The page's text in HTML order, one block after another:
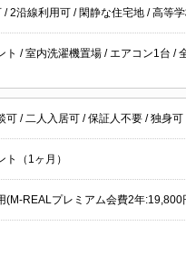
/2沿線利用可 / 閑静な住宅地 / 高等
ト /室内洗濯機置場 / エアコン1台 /
可 / 二人入居可 /保証人不要 /独身可
ト（1ヶ月）
(M-REALプレミアム会費2年:19,800